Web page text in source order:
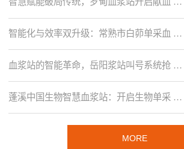
智能化与效率双升级：常熟市白茆单采血 …
血浆站的智能革命，岳阳浆站叫号系统抢 …
蓬溪中国生物智慧血浆站：开启生物单采 …
MORE